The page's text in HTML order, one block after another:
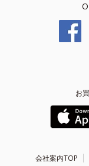
お
会社案内TOP